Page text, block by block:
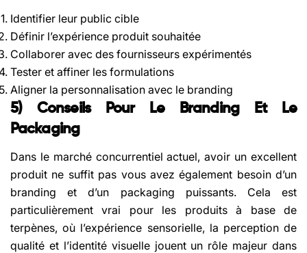
Identifier leur public cible
Définir l’expérience produit souhaitée
Collaborer avec des fournisseurs expérimentés
Tester et affiner les formulations
Aligner la personnalisation avec le branding
5) Conseils Pour Le Branding Et Le
Packaging
Dans le marché concurrentiel actuel, avoir un excellent
produit ne suffit pas vous avez également besoin d’un
branding et d’un packaging puissants. Cela est
particulièrement vrai pour les produits à base de
terpènes, où l’expérience sensorielle, la perception de
qualité et l’identité visuelle jouent un rôle majeur dans